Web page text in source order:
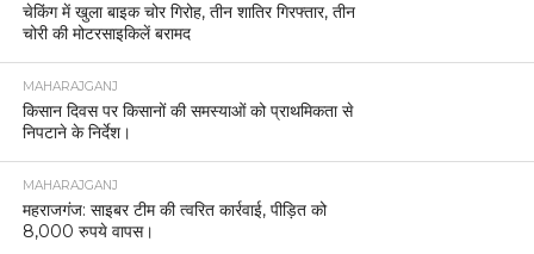
चेकिंग में खुला बाइक चोर गिरोह, तीन शातिर गिरफ्तार, तीन
चोरी की मोटरसाइकिलें बरामद
MAHARAJGANJ
किसान दिवस पर किसानों की समस्याओं को प्राथमिकता से
निपटाने के निर्देश।
MAHARAJGANJ
महराजगंज: साइबर टीम की त्वरित कार्रवाई, पीड़ित को
8,000 रुपये वापस।